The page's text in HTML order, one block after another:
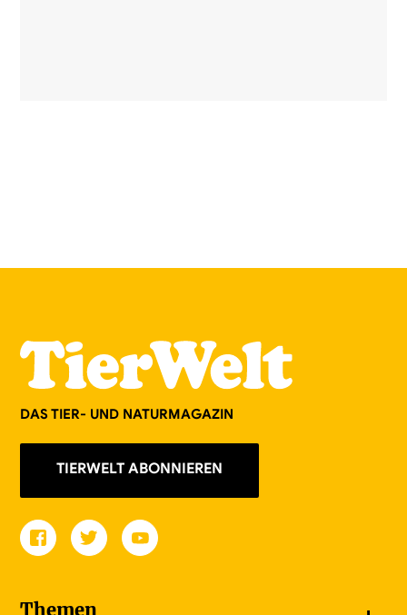
DAS TIER- UND NATURMAGAZIN
TIERWELT ABONNIEREN
Themen